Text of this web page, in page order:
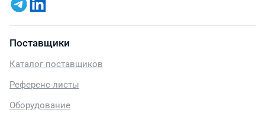
Поставщики
Каталог поставщиков
Референс-листы
Оборудование